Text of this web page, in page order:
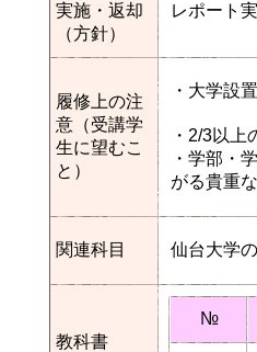
実施・返却
（方針）
レポート
履修上の注
意（受講学
生に望むこ
と）
・大学設
・2/3以
・学部・
がる貴重
関連科目 仙台大学
教科書
№